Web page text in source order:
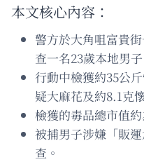
本文核心內容：
警方於大角咀富貴
查一名23歲本地男子
行動中檢獲約35公
疑大麻花及約8.1克
檢獲的毒品總市值
被捕男子涉嫌「販
查。